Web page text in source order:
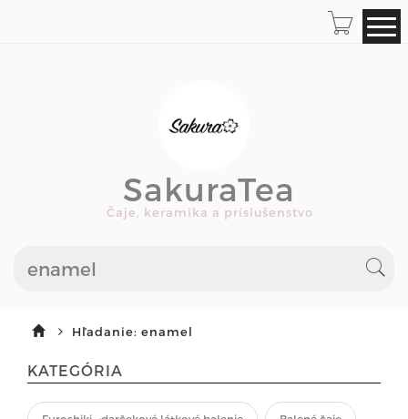
SakuraTea
Čaje, keramika a príslušenstvo
Hľadanie: enamel
KATEGÓRIA